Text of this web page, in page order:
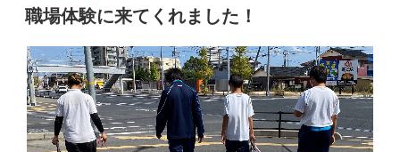
稿
日:
職場体験に来てくれました！